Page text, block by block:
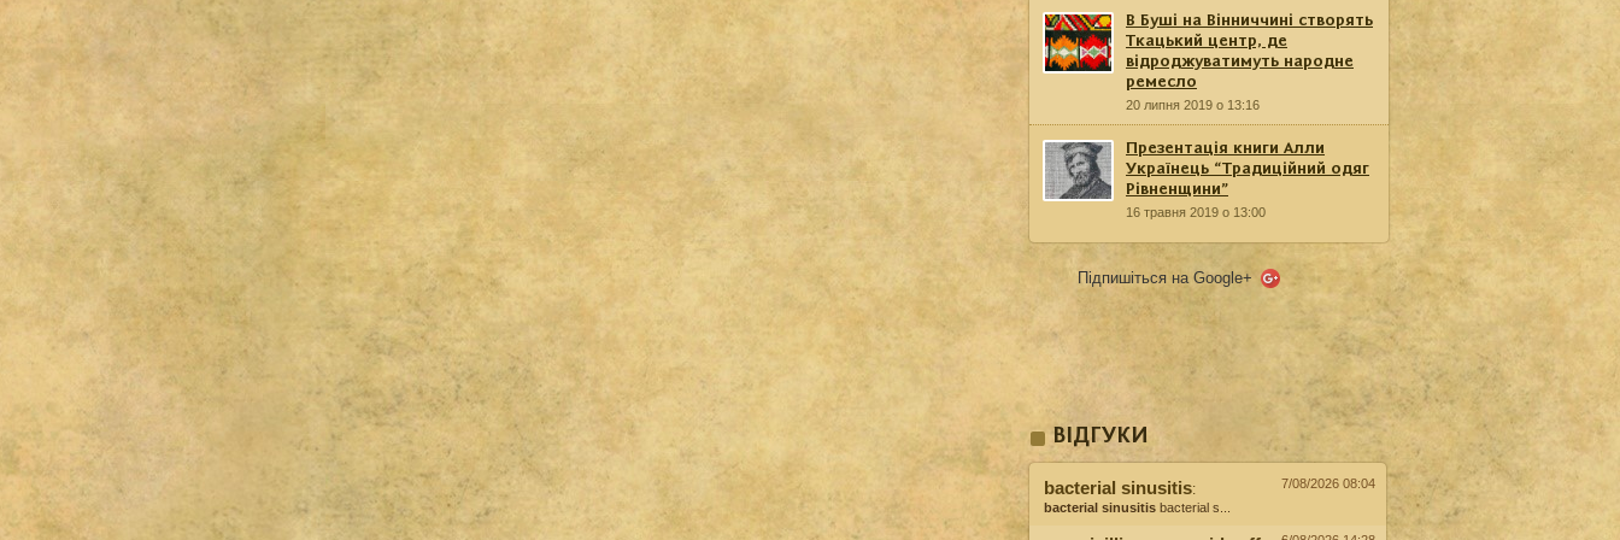
В Буші на Вінниччині створять
Ткацький центр, де
відроджуватимуть народне
ремесло
20 липня 2019 о 13:16
Презентація книги Алли
Українець “Традиційний одяг
Рівненщини”
16 травня 2019 о 13:00
Підпишіться на Google+
ВІДГУКИ
bacterial sinusitis:
bacterial sinusitis bacterial s...
7/08/2026 08:04